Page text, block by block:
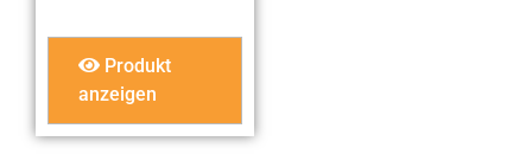
Produkt
anzeigen